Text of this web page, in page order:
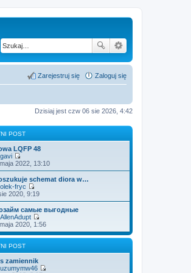
Zaloguj się
Zarejestruj się
Dzisiaj jest czw 06 sie 2026, 4:42
POST
LQFP 48
gavi
W
y
ś
w
i
e
l
n
a
j
n
o
s
z
2022, 13:10
schemat diora w…
olek-fryc
W
y
ś
w
i
e
t
a
j
2020, 9:19
самые выгодные
AllenAdupt
W
y
ś
i
t
2020, 1:56
POST
zamiennik
uzumymw46